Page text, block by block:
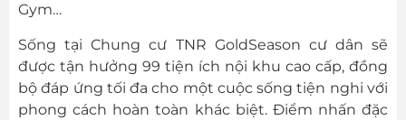
Gym…
Sống tại Chung cư TNR GoldSeason cư dân sẽ
được tận hưởng 99 tiện ích nội khu cao cấp, đồng
bộ đáp ứng tối đa cho một cuộc sống tiện nghi với
phong cách hoàn toàn khác biệt. Điểm nhấn đặc